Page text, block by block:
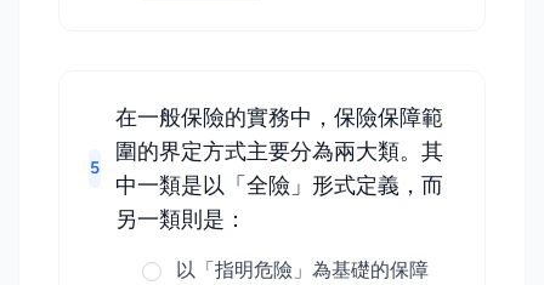
5
在一般保險的實務中，保險保障範
圍的界定方式主要分為兩大類。其
中一類是以「全險」形式定義，而
另一類則是：
以「指明危險」為基礎的保障